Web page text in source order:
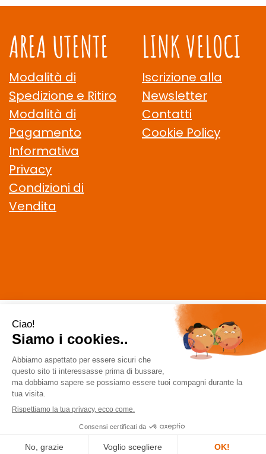
AREA UTENTE
Modalità di
Spedizione e Ritiro
Modalità di
Pagamento
Informativa
Privacy
Condizioni di
Vendita
LINK VELOCI
Iscrizione alla
Newsletter
Contatti
Cookie Policy
CELIACHIAMO.COM SRL
- VIA DELLA MAGLIANA, 183 00146
Roma (RM)
staff @ celiachiamo.com
| Tel.: 065506174| P.Iva:
10901621002 | Numero R.E.A.: 1212664
Prenofa